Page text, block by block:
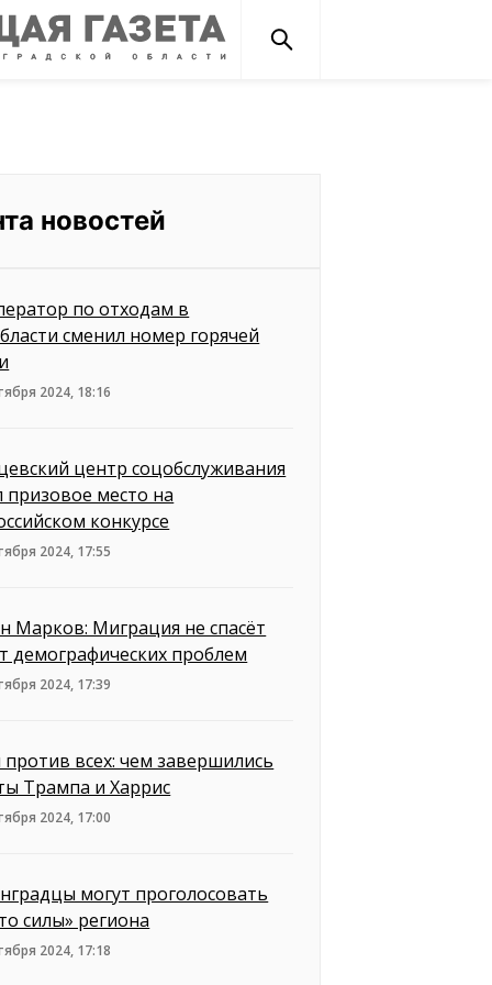
новостей
по отходам в
сменил номер горячей
2024, 18:16
центр соцобслуживания
призовое место на
конкурсе
2024, 17:55
Марков: Миграция не спасёт
демографических проблем
2024, 17:39
всех: чем завершились
Трампа и Харрис
2024, 17:00
могут проголосовать
силы» региона
2024, 17:18